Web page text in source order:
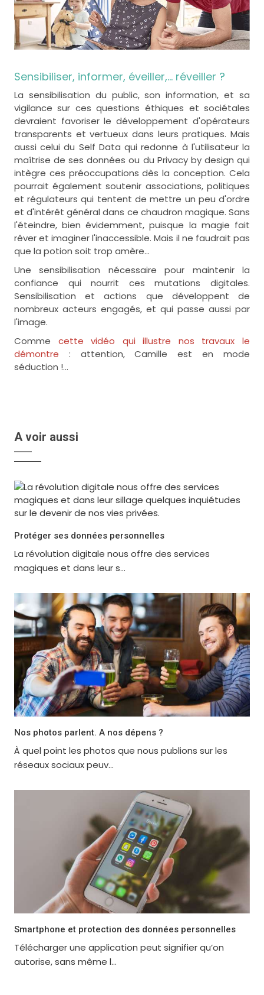
Sensibiliser, informer, éveiller,... réveiller ?
La sensibilisation du public, son information, et sa
vigilance sur ces questions éthiques et sociétales
devraient favoriser le développement d'opérateurs
transparents et vertueux dans leurs pratiques. Mais
aussi celui du Self Data qui redonne à l'utilisateur la
maîtrise de ses données ou du Privacy by design qui
intègre ces préoccupations dès la conception. Cela
pourrait également soutenir associations, politiques
et régulateurs qui tentent de mettre un peu d'ordre
et d'intérêt général dans ce chaudron magique. Sans
l'éteindre, bien évidemment, puisque la magie fait
rêver et imaginer l'inaccessible. Mais il ne faudrait pas
que la potion soit trop amère...
Une sensibilisation nécessaire pour maintenir la
confiance qui nourrit ces mutations digitales.
Sensibilisation et actions que développent de
nombreux acteurs engagés, et qui passe aussi par
l'image.
Comme cette vidéo qui illustre nos travaux le
démontre : attention, Camille est en mode
séduction !...
A voir aussi
Protéger ses données personnelles
La révolution digitale nous offre des services
magiques et dans leur s...
Nos photos parlent. A nos dépens ?
À quel point les photos que nous publions sur les
réseaux sociaux peuv...
Smartphone et protection des données personnelles
Télécharger une application peut signifier qu’on
autorise, sans même l...